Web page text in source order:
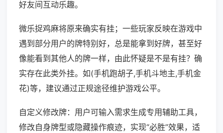
好友间互动乐趣。
微乐捉鸡麻将原来确实有挂；一些玩家反映在游戏中
遇到部分用户的牌特别好，总是能拿到好牌，甚至好
像能看到其他人的牌一样，由此怀疑是不是有挂？确
实存在此类外挂。如(手机跑胡子,手机斗地主,手机金
花)等，建议通过正规途径维护游戏公平。
自定义修改牌：用户可输入需求生成专用辅助工具，
修改自身牌型或隐藏操作痕迹，实现“必胜”效果，适